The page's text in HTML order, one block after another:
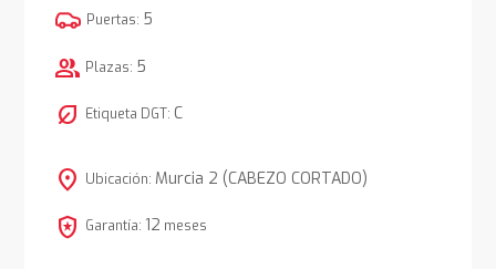
Puertas: 5
group Plazas: 5
nest_eco_leaf Etiqueta DGT: C
location_on Ubicación: Murcia 2 (CABEZO CORTADO)
local_police Garantía: 12 meses